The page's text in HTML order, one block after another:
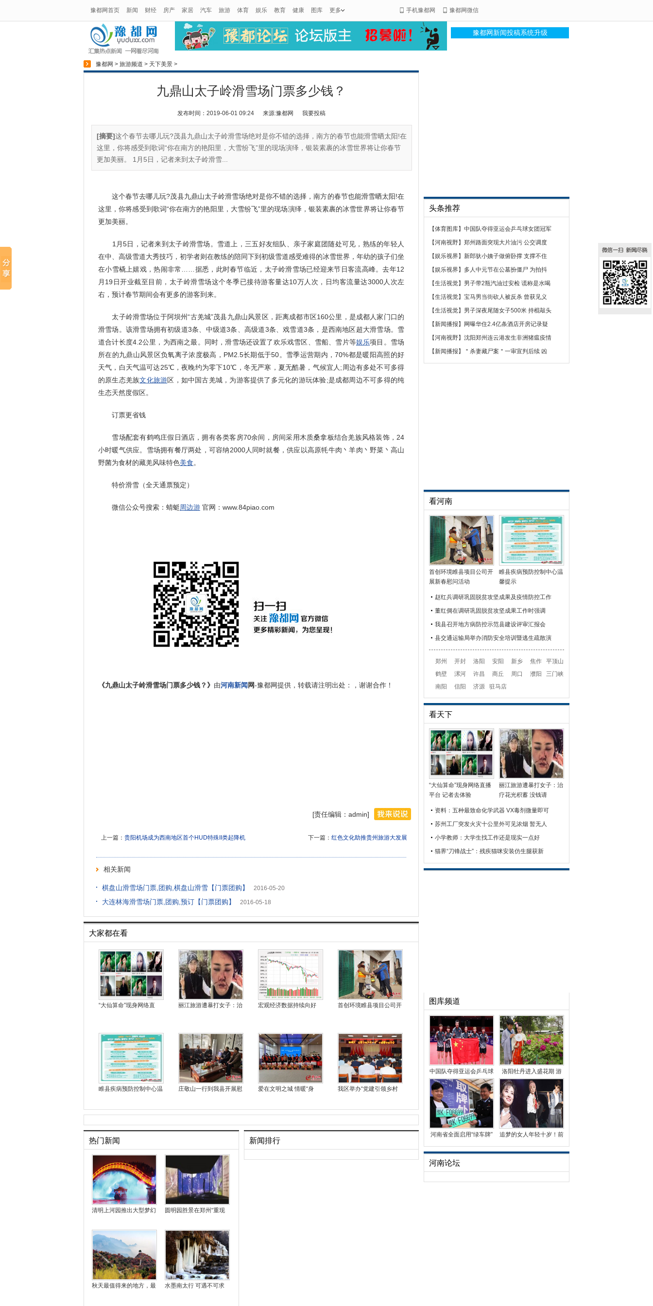
豫都网首页 新闻 财经 房产 家居 汽车 旅游 体育 娱乐 教育 健康 图库 更多 手机豫都网 豫都网微信
豫都网新闻投稿系统升级
豫都网 > 旅游频道 > 天下美景 >
九鼎山太子岭滑雪场门票多少钱？
发布时间：2019-06-01 09:24 来源:豫都网 我要投稿
[摘要]这个春节去哪儿玩?茂县九鼎山太子岭滑雪场绝对是你不错的选择，南方的春节也能滑雪晒太阳!在
这里，你将感受到歌词“你在南方的艳阳里，大雪纷飞”里的现场演绎，银装素裹的冰雪世界将让你春节
更加美丽。 1月5日，记者来到太子岭滑雪...
这个春节去哪儿玩?茂县九鼎山太子岭滑雪场绝对是你不错的选择，南方的春节也能滑雪晒太阳!在
这里，你将感受到歌词“你在南方的艳阳里，大雪纷飞”里的现场演绎，银装素裹的冰雪世界将让你春节
更加美丽。
1月5日，记者来到太子岭滑雪场。雪道上，三五好友组队、亲子家庭团随处可见，熟练的年轻人
在中、高级雪道大秀技巧，初学者则在教练的陪同下到初级雪道感受难得的冰雪世界，年幼的孩子们坐
在小雪橇上嬉戏，热闹非常……据悉，此时春节临近，太子岭滑雪场已经迎来节日客流高峰。去年12
月19日开业截至目前，太子岭滑雪场这个冬季已接待游客量达10万人次，日均客流量达3000人次左
右，预计春节期间会有更多的游客到来。
太子岭滑雪场位于阿坝州“古羌城”茂县九鼎山风景区，距离成都市区160公里，是成都人家门口的
滑雪场。该滑雪场拥有初级道3条、中级道3条、高级道3条、戏雪道3条，是西南地区超大滑雪场。雪
道合计长度4.2公里，为西南之最。同时，滑雪场还设置了欢乐戏雪区、雪船、雪片等娱乐项目。雪场
所在的九鼎山风景区负氧离子浓度极高，PM2.5长期低于50。雪季运营期内，70%都是暖阳高照的好
天气，白天气温可达25℃，夜晚约为零下10℃，冬无严寒，夏无酷暑，气候宜人;周边有多处不可多得
的原生态羌族文化旅游区，如中国古羌城，为游客提供了多元化的游玩体验;是成都周边不可多得的纯
生态天然度假区。
订票更省钱
雪场配套有鹤鸣庄假日酒店，拥有各类客房70余间，房间采用木质桑拿板结合羌族风格装饰，24
小时暖气供应。雪场拥有餐厅两处，可容纳2000人同时就餐，供应以高原牦牛肉丶羊肉丶野菜丶高山
野菌为食材的藏羌风味特色美食。
特价滑雪（全天通票预定）
微信公众号搜索：蜻蜓周边游 官网：www.84piao.com
《九鼎山太子岭滑雪场门票多少钱？》 由河南新闻 网-豫都网提供，转载请注明出处：，谢谢合作！
[责任编辑：admin]
下一篇： 红色文化助推贵州旅游大发展
上一篇： 贵阳机场成为西南地区首个HUD特殊II类起降机
相关新闻
棋盘山滑雪场门票,团购,棋盘山滑雪【门票团购】 2016-05-20
大连林海滑雪场门票,团购,预订【门票团购】 2016-05-18
大家都在看
“大仙算命”现身网络直 丽江旅游遭暴打女子：治 宏观经济数据持续向好 首创环境睢县项目公司开
睢县疾病预防控制中心温 庄敬山一行到我县开展慰 爱在文明之城 情暖“身 我区举办“党建引领乡村
热门新闻
清明上河园推出大型梦幻 圆明园胜景在郑州“重现
秋天最值得来的地方，最 水墨南太行 可遇不可求
新闻排行
头条推荐
【体育图库】 中国队夺得亚运会乒乓球女团冠军
【河南视野】 郑州路面突现大片油污 公交调度
【娱乐视界】 新郎驮小姨子做俯卧撑 支撑不住
【娱乐视界】 多人中元节在公墓扮僵尸 为拍抖
【生活视觉】 男子带2瓶汽油过安检 谎称是水喝
【生活视觉】 宝马男当街砍人被反杀 曾获见义
【生活视觉】 男子深夜尾随女子500米 持棍敲头
【新闻播报 】
网曝华住2.4亿条酒店开房记录疑
【河南视野】 沈阳郑州连云港发生非洲猪瘟疫情
【新闻播报 】 ＂杀妻藏尸案＂一审宣判后续 凶
看河南
首创环境睢县项目公司开
展新春慰问活动
睢县疾病预防控制中心温
馨提示
赵红兵调研巩固脱贫攻坚成果及疫情防控工作
董红倜在调研巩固脱贫攻坚成果工作时强调
我县召开地方病防控示范县建设评审汇报会
县交通运输局举办消防安全培训暨逃生疏散演
郑州 开封 洛阳 安阳 新乡 焦作
平顶山
鹤壁
漯河 许昌 商丘 周口 濮阳
三门峡
南阳
信阳 济源 驻马店
看天下
“大仙算命”现身网络直播
平台 记者去体验
丽江旅游遭暴打女子：治
疗花光积蓄 没钱请
资料：五种最致命化学武器 VX毒剂微量即可
苏州工厂突发火灾十公里外可见浓烟 暂无人
小学教师：大学生找工作还是现实一点好
猫界“刀锋战士”：残疾猫咪安装仿生腿获新
图库频道
中国队夺得亚运会乒乓球
女团冠军
洛阳牡丹进入盛花期 游
客徜徉花海
河南省全面启用“绿车牌”
追梦的女人年轻十岁！前
河南论坛